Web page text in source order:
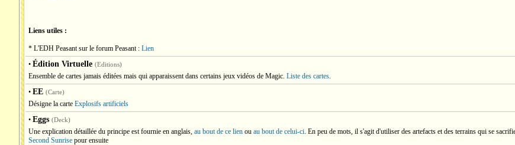
Liens utiles :
* L'EDH Peasant sur le forum Peasant : Lien
• Édition Virtuelle (Editions)
Ensemble de cartes jamais éditées mais qui apparaissent dans certains jeux vidéos de Magic. Liste des cartes.
• EE (Carte)
Désigne la carte Explosifs artificiels
• Eggs (Deck)
Une explication détaillée du principe est fournie en anglais, au bout de ce lien ou au bout de celui-ci. En peu de mots, il s'agit d'utiliser des artefacts et des terrains qui se
Second Sunrise pour ensuite